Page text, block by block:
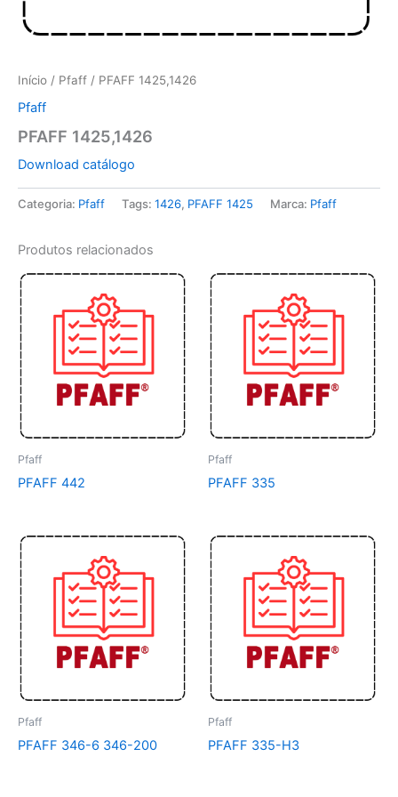
Início / Pfaff / PFAFF 1425,1426
Pfaff
PFAFF 1425,1426
Download catálogo
Categoria: Pfaff Tags: 1426, PFAFF 1425 Marca: Pfaff
Produtos relacionados
Pfaff
PFAFF 442
Pfaff
PFAFF 335
Pfaff
PFAFF 346-6 346-200
Pfaff
PFAFF 335-H3